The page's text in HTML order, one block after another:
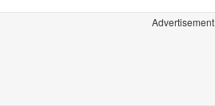
Advertisement